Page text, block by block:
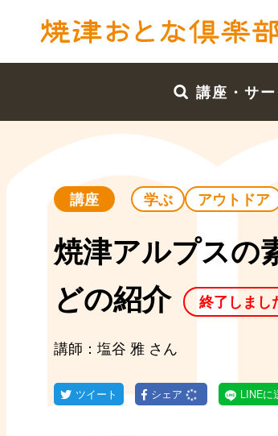
講座・サ
講座 学ぶ アウトドア
焼津アルプスの
どの紹介
終了しまし
講師：塩谷 雅 さん
ツイート シェア LINEに